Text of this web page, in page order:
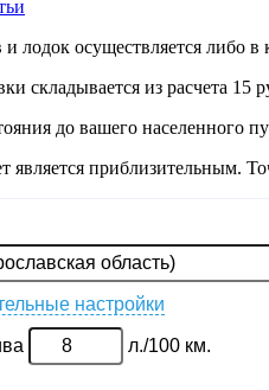
и лодок осуществляется либо
складывается из расчета 15
до вашего населенного
является приблизительным.